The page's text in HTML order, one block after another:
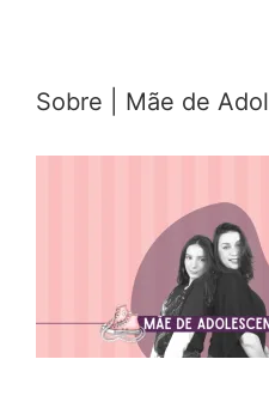
Sobre | Mãe de